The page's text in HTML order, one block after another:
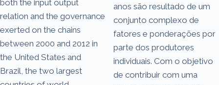
both the input output
relation and the governance
exerted on the chains
between 2000 and 2012 in
the United States and
Brazil, the two largest
anos são resultado de um
conjunto complexo de
fatores e ponderações por
parte dos produtores
individuais. Com o objetivo
de contribuir com uma